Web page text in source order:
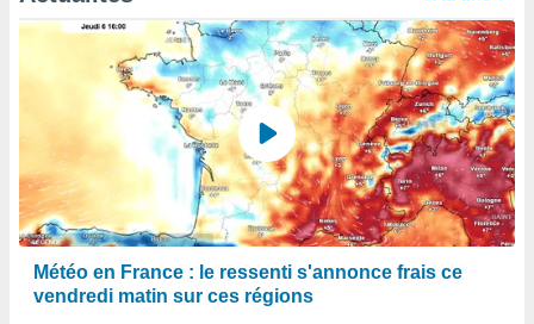
Météo en France : le ressenti s'annonce frais ce
vendredi matin sur ces régions